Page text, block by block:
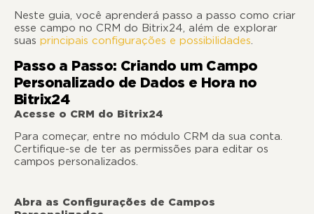
Neste guia, você aprenderá passo a passo como criar
esse campo no CRM do Bitrix24, além de explorar
suas principais configurações e possibilidades.
Passo a Passo: Criando um Campo
Personalizado de Dados e Hora no
Bitrix24
Acesse o CRM do Bitrix24
Para começar, entre no módulo CRM da sua conta.
Certifique-se de ter as permissões para editar os
campos personalizados.
Abra as Configurações de Campos